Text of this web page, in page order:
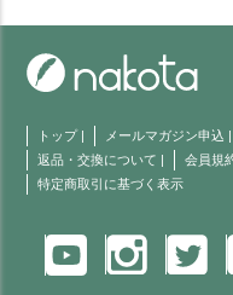
トップ| メールマガジン申込 |
返品・交換について | 会員規
特定商取引に基づく表示